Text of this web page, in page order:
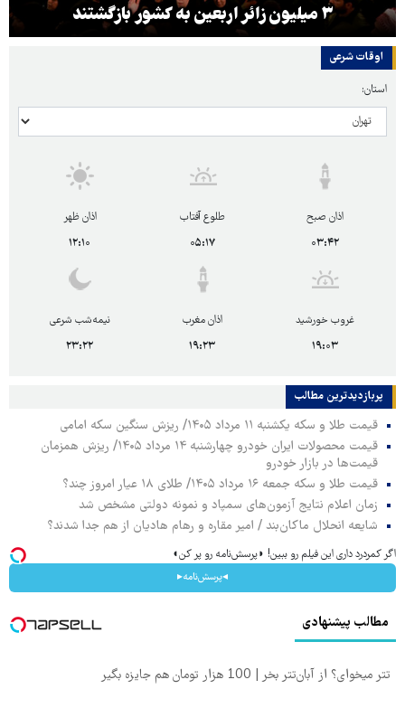
۳ میلیون زائر اربعین به کشور بازگشتند
اوقات شرعی
استان:
اذان صبح
۰۳:۴۲
طلوع آفتاب
۰۵:۱۷
اذان ظهر
۱۲:۱۰
غروب خورشید
۱۹:۰۳
اذان مغرب
۱۹:۲۳
نیمه‌شب شرعی
۲۳:۲۲
پربازدیدترین‌ مطالب
قیمت طلا و سکه یکشنبه ۱۱ مرداد ۱۴۰۵/ ریزش سنگین سکه امامی
قیمت محصولات ایران خودرو چهارشنبه ۱۴ مرداد ۱۴۰۵/ ریزش همزمان
قیمت‌ها در بازار خودرو
قیمت طلا و سکه جمعه ۱۶ مرداد ۱۴۰۵/ طلای ۱۸ عیار امروز چند؟
زمان اعلام نتایج آزمون‌های سمپاد و نمونه دولتی مشخص شد
شایعه انحلال ماکان‌بند / امیر مقاره و رهام هادیان از هم جدا شدند؟
اگر کمردرد داری این فیلم رو ببین! ◗پرسش‌نامه رو پر کن◖
◂پرسش‌نامه▸
مطالب پیشنهادی
تتر میخوای؟ از آبان‌تتر بخر | 100 هزار تومان هم جایزه بگیر